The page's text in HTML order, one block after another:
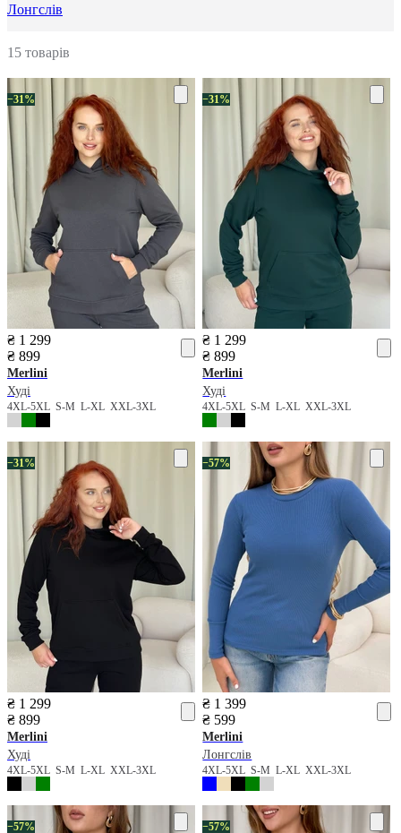
Лонгслів
15 товарів
−31%
₴ 1 299
₴ 899
Merlini
Худі
4XL-5XL S-M L-XL XXL-3XL
−31%
₴ 1 299
₴ 899
Merlini
Худі
4XL-5XLS-ML-XLXXL-3XL
−31%
₴ 1 299
₴ 899
Merlini
Худі
4XL-5XL S-M L-XL XXL-3XL
−57%
₴ 1 399
₴ 599
Merlini
Лонгслів
4XL-5XLS-ML-XLXXL-3XL
−57% −57%